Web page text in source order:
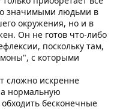
значимыми людьми в
окружения, но и в
Он не готов что-либо
поскольку там,
с которыми
сложно искренне
нормальную
бесконечные